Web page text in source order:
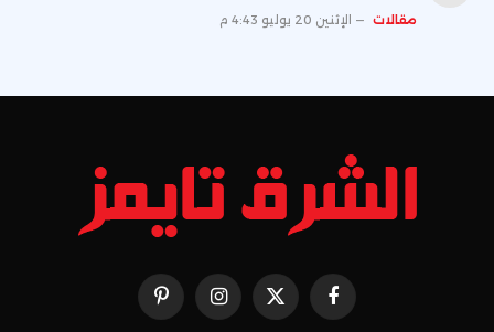
مقالات الإثنين 20 يوليو 4:43 م
فيسبوك X الانستغرامبينتيريست